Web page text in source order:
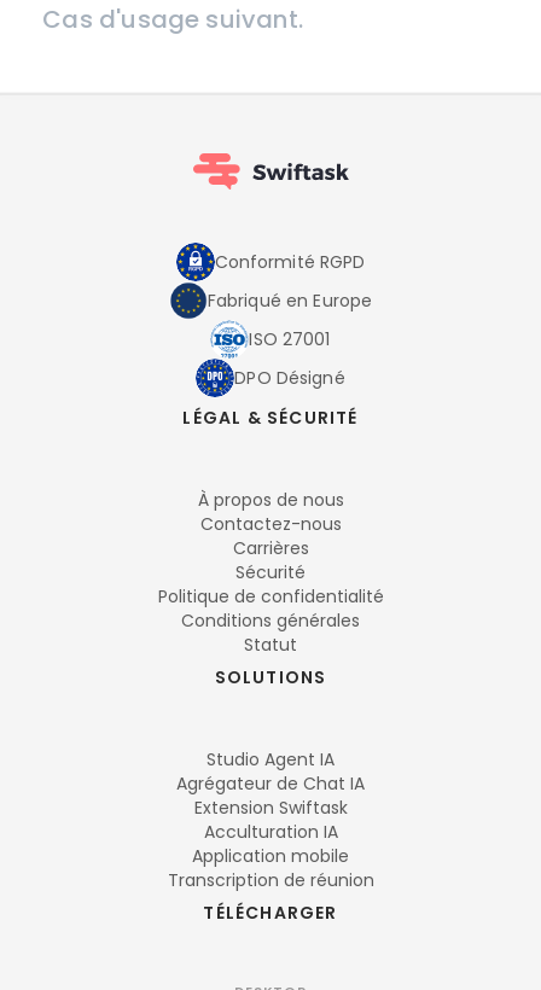
Cas d'usage suivant.
Conformité RGPD
Fabriqué en Europe
ISO 27001
DPO Désigné
LÉGAL & SÉCURITÉ
À propos de nous
Contactez-nous
Carrières
Sécurité
Politique de confidentialité
Conditions générales
Statut
SOLUTIONS
Studio Agent IA
Agrégateur de Chat IA
Extension Swiftask
Acculturation IA
Application mobile
Transcription de réunion
TÉLÉCHARGER